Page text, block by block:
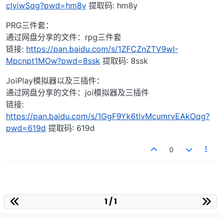
cIyiwSqg?pwd=hm8y 提取码: hm8y
PRG三件套：
通过网盘分享的文件：rpg三件套
链接: https://pan.baidu.com/s/1ZFCZnZTV9wI-
Mpcnpt1MOw?pwd=8ssk 提取码: 8ssk
JoiPlay模拟器以及三插件：
通过网盘分享的文件：joi模拟器及三插件
链接:
https://pan.baidu.com/s/1GgF9Yk6tlvMcumrvEAkOqg?
pwd=619d 提取码: 619d
0
1 / 1